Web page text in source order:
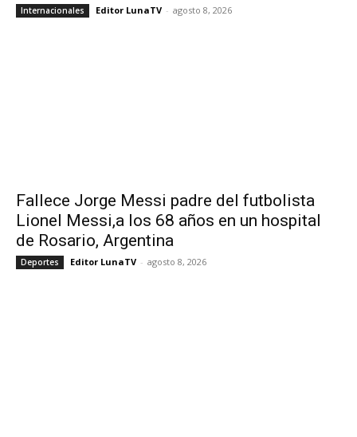
Internacionales Editor LunaTV - agosto 8, 2026
Fallece Jorge Messi padre del futbolista
Lionel Messi,a los 68 años en un hospital
de Rosario, Argentina
Deportes Editor LunaTV - agosto 8, 2026